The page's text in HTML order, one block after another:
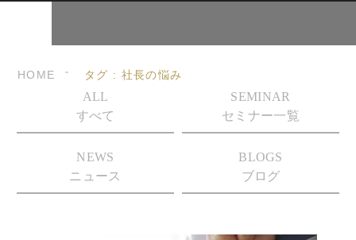
HOME タグ : 社長の悩み
ALL
すべて
SEMINAR
セミナー一覧
NEWS
ニュース
BLOGS
ブログ